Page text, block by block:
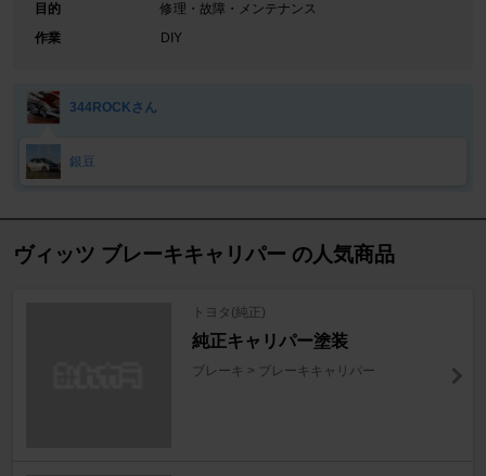
目的
修理・故障・メンテナンス
作業
DIY
344ROCKさん
銀豆
ヴィッツ ブレーキキャリパー の人気商品
トヨタ(純正)
純正キャリパー塗装
ブレーキ > ブレーキキャリパー